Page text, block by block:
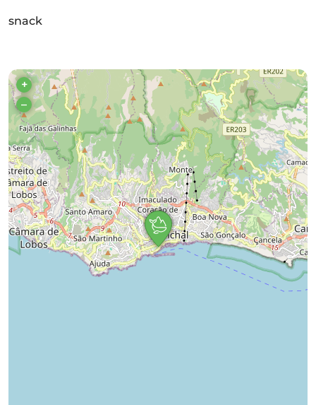
snack
+
–